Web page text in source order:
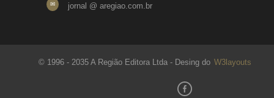
jornal @ aregiao.com.br
© 1996 - 2035 A Região Editora Ltda - Desing do W3layouts